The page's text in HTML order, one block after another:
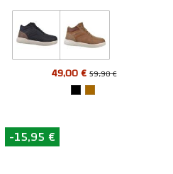
49,00 € 59,90 €
-15,95 €